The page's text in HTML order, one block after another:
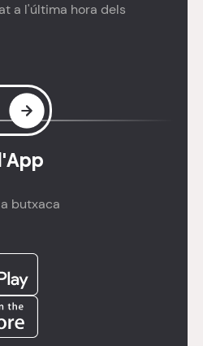
a l'última hora dels
App
butxaca